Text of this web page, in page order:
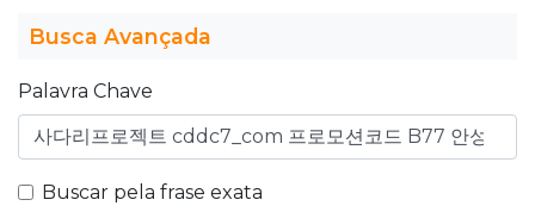
Busca Avançada
Palavra Chave
Buscar pela frase exata